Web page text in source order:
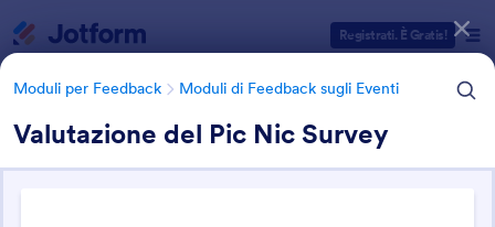
Registrati. È Gratis!
Moduli per Feedback Moduli di Feedback sugli Eventi
Valutazione del Pic Nic Survey
Categorie Template Moduli